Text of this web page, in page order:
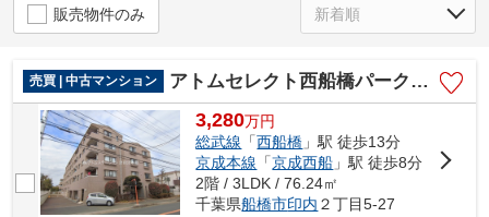
販売物件のみ
売買 | 中古マンション アトムセレクト西船橋パーク・ホームズ２階
3,280万円
総武線 「西船橋 」駅 徒歩13分
京成本線 「京成西船 」駅 徒歩8分
2階 / 3LDK / 76.24㎡
千葉県船橋市印内 ２丁目5-27